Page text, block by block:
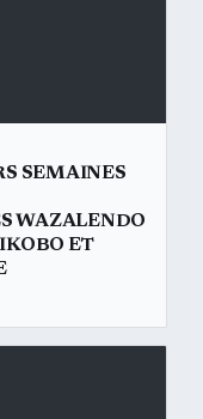
SEMAINES
WAZALENDO
ET